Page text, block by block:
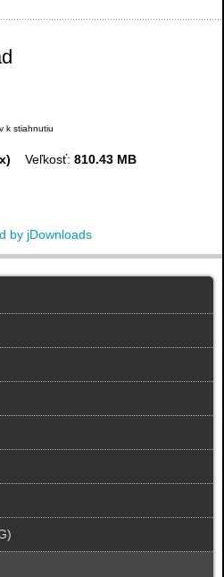
k stiahnutiu
Veľkosť:810.43 MB
by jDownloads